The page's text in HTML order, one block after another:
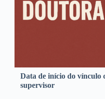
Data de início do vínculo
supervisor